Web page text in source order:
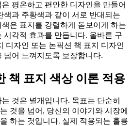
평온하고 편안한 디자인을 만들어
색과 주황색과 같이 서로 반대되는
은 표지를 강렬하게 돋보이게 하는
시각적 효과를 만듭니다. 올바른 구
디자인 또는 논픽션 책 표지 디자인
넘어 느껴지도록 보장합니다.
책 표지 색상 이론 적용
것은 별개입니다. 목표는 단순히
것을 넘어, 당신의 이야기와 시장에
하는 것입니다. 실제 적용되는 훌륭